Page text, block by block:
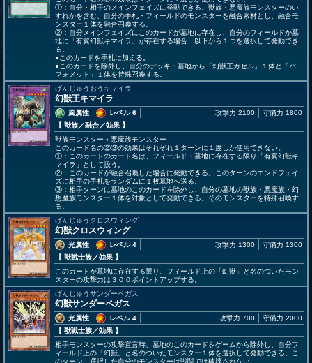
①：自分・相手のメインフェイズに発動できる。獣族・悪魔族モンスターのい
ずれかを含む、自分の手札・フィールドのモンスターを融合素材とし、融合モ
ンスター１体を融合召喚する。
②：自分メインフェイズにこのカードが墓地に存在し、自分のフィールドか墓
地に「有翼幻獣キマイラ」が存在する場合、以下から１つを選択して発動でき
る。
●このカードを手札に加える。
●このカードを除外し、自分のデッキ・墓地から「幻獣王ガゼル」１体と「バ
フォメット」１体を特殊召喚する。
げんじゅうおうキマイラ
幻獣王キマイラ
風属性
レベル 6
【 獣族／融合／効果 】
攻撃力 2100 守備力 1800
獣族モンスター＋悪魔族モンスター
このカード名の②③の効果はそれぞれ１ターンに１度しか使用できない。
①：このカードのカード名は、フィールド・墓地に存在する限り「有翼幻獣キ
マイラ」として扱う。
②：このカードが融合召喚した場合に発動できる。このターンのエンドフェイ
ズに相手の手札をランダムに１枚墓地へ送る。
③：相手ターンに墓地のこのカードを除外し、自分の墓地の獣族・悪魔族・幻
想魔族モンスター１体を対象として発動できる。そのモンスターを特殊召喚す
る。
げんじゅうクロスウィング
幻獣クロスウィング
光属性
レベル 4
【 獣戦士族／効果 】
攻撃力 1300 守備力 1300
このカードが墓地に存在する限り、フィールド上の「幻獣」と名のついたモン
スターの攻撃力は３００ポイントアップする。
げんじゅうサンダーペガス
幻獣サンダーペガス
光属性
レベル 4
【 獣戦士族／効果 】
攻撃力 700 守備力 2000
相手モンスターの攻撃宣言時、墓地のこのカードをゲームから除外し、自分フ
ィールド上の「幻獣」と名のついたモンスター１体を選択して発動できる。こ
のターン、選択した自分のモンスターは戦闘では破壊されない。